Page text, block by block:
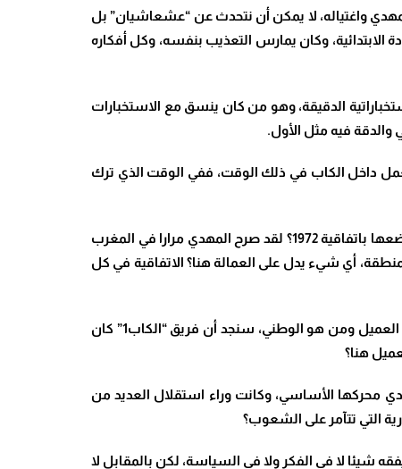
واغتياله، لا يمكن أن نتحدث عن “عشعاشيان” بل
وكان يمارس التعذيب بنفسه، وكل أفكاره
الدقيقة، وهو من كان ينسق مع الاستخبارات
العمل داخل الكاب في ذلك الوقت، ففي الوقت الذي ترك
الصحراء الشرقية للمغرب كانت موضوع صراع خفي وعلني بين الجزائر والمغرب قبل استقلال الأولى، وبعد استقلالها، ما هو وضعها باتفاقية 1972؟ لقد صرح المهدي مرارا في المغرب
أي شيء يدل على العمالة هنا؟ الاتفاقية في كل
وإذا تأملنا قليلا في طبيعة الحشد الكبير الذي جند لاختطاف رجل سياسي واحد غير مسلح، ومن على أرض أجنبية، لنعرف من هو العميل ومن هو الوطني، سنجد أن فريق “الكاب1” كان
هنا؟
محركها الأساسي، وكانت وراء استقلال العديد من
التي تتآمر على الشعوب؟
شيئا لا في الفكر ولا في السياسة، لكن بالمقابل لا